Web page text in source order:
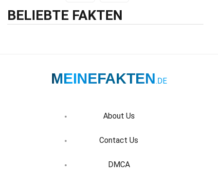
BELIEBTE FAKTEN
MEINEFAKTEN.DE
About Us
Contact Us
DMCA